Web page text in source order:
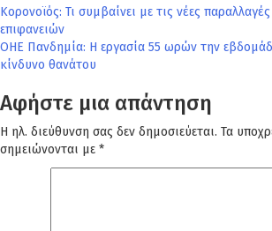
Πλοήγηση
άρθρων
Κορονοϊός: Τι συμβαίνει με τις νέες
επιφανειών
OHE Πανδημία: Η εργασία 55 ωρών την
κίνδυνο θανάτου
Αφήστε μια απάντηση
Η ηλ. διεύθυνση σας δεν δημοσιεύεται. Τα
σημειώνονται με *